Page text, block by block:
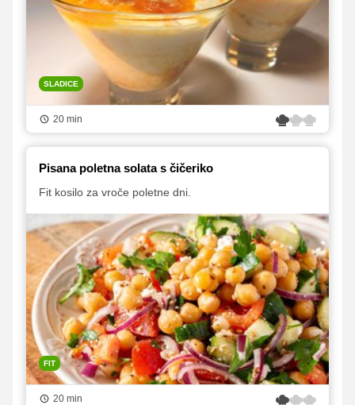
SLADICE
20 min
Pisana poletna solata s čičeriko
Fit kosilo za vroče poletne dni.
FIT
20 min